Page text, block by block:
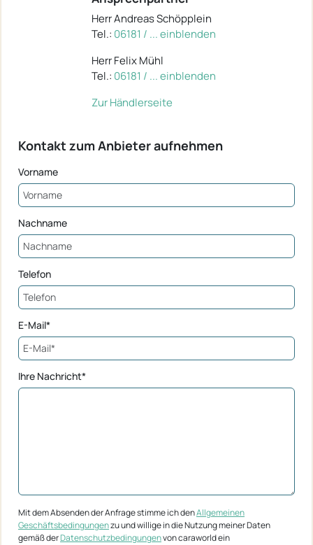
Herr Andreas Schöpplein
Tel.: 06181 / ... einblenden
Herr Felix Mühl
Tel.: 06181 / ... einblenden
Zur Händlerseite
Kontakt zum Anbieter aufnehmen
Vorname
Nachname
Telefon
E-Mail*
Ihre Nachricht*
Mit dem Absenden der Anfrage stimme ich denAllgemeinen
Geschäftsbedingungenzu und willige in die Nutzung meiner Daten
gemäß derDatenschutzbedingungenvon caraworld ein